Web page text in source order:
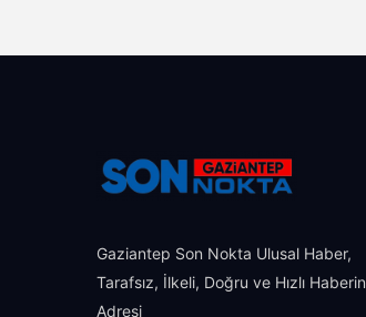
Gaziantep Son Nokta Ulusal Haber,
Tarafsız, İlkeli, Doğru ve Hızlı Haberin
Adresi